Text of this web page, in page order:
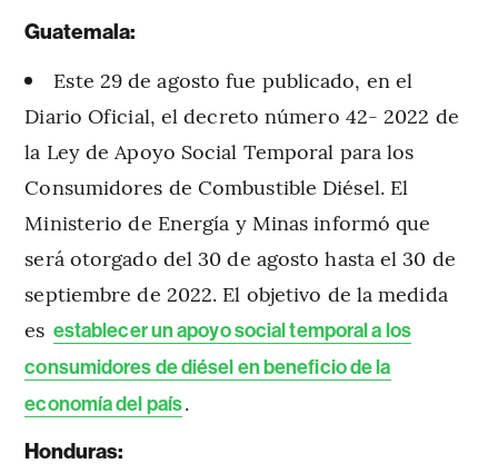
Guatemala:
Este 29 de agosto fue publicado, en el
Diario Oficial, el decreto número 42- 2022 de
la Ley de Apoyo Social Temporal para los
Consumidores de Combustible Diésel. El
Ministerio de Energía y Minas informó que
será otorgado del 30 de agosto hasta el 30 de
septiembre de 2022. El objetivo de la medida
es establecer un apoyo social temporal a los
consumidores de diésel en beneficio de la
economía del país.
Honduras: